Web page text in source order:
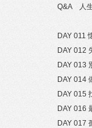
Q&A 人生
DAY 011
DAY 012
DAY 013
DAY 014
DAY 015
DAY 016
DAY 017